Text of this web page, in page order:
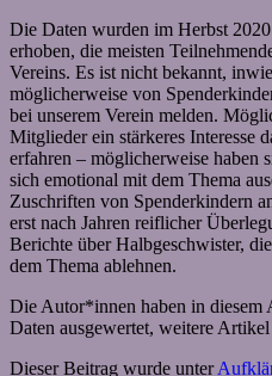
Die Daten wurden im Herbst
erhoben, die meisten
Vereins. Es ist nicht bekannt,
möglicherweise von
bei unserem Verein melden.
Mitglieder ein stärkeres Interesse
erfahren – möglicherweise haben
sich emotional mit dem Thema
Zuschriften von Spenderkindern
erst nach Jahren reiflicher
Berichte über Halbgeschwister,
dem Thema ablehnen.
Die Autor*innen haben in diesem
Daten ausgewertet, weitere
Dieser Beitrag wurde unter